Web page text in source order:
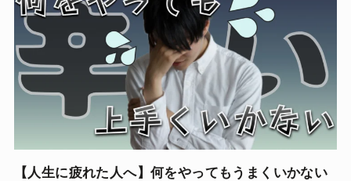
【人生に疲れた人へ】何をやってもうまくいかない